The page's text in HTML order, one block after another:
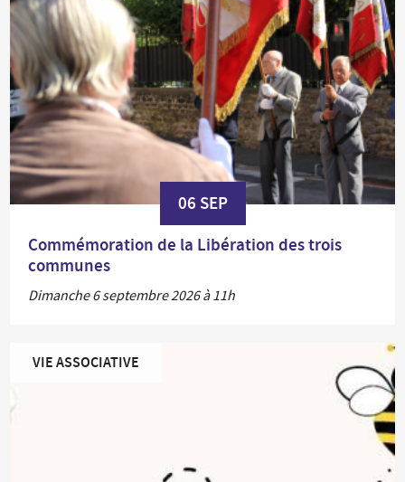
06 SEP
Commémoration de la Libération des trois
communes
Dimanche 6 septembre 2026 à 11h
VIE ASSOCIATIVE